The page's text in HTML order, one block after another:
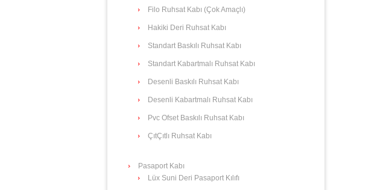
Filo Ruhsat Kabı (Çok Amaçlı)
Hakiki Deri Ruhsat Kabı
Standart Baskılı Ruhsat Kabı
Standart Kabartmalı Ruhsat Kabı
Desenli Baskılı Ruhsat Kabı
Desenli Kabartmalı Ruhsat Kabı
Pvc Ofset Baskılı Ruhsat Kabı
ÇıtÇıtlı Ruhsat Kabı
Pasaport Kabı
Lüx Suni Deri Pasaport Kılıfı